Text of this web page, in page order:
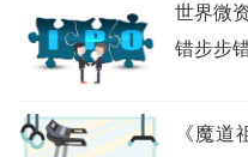
世界微
错步步
《魔道